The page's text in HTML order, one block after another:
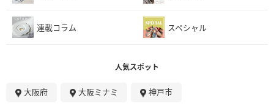
連載コラム スペシャル
人気スポット
大阪府 大阪ミナミ 神戸市